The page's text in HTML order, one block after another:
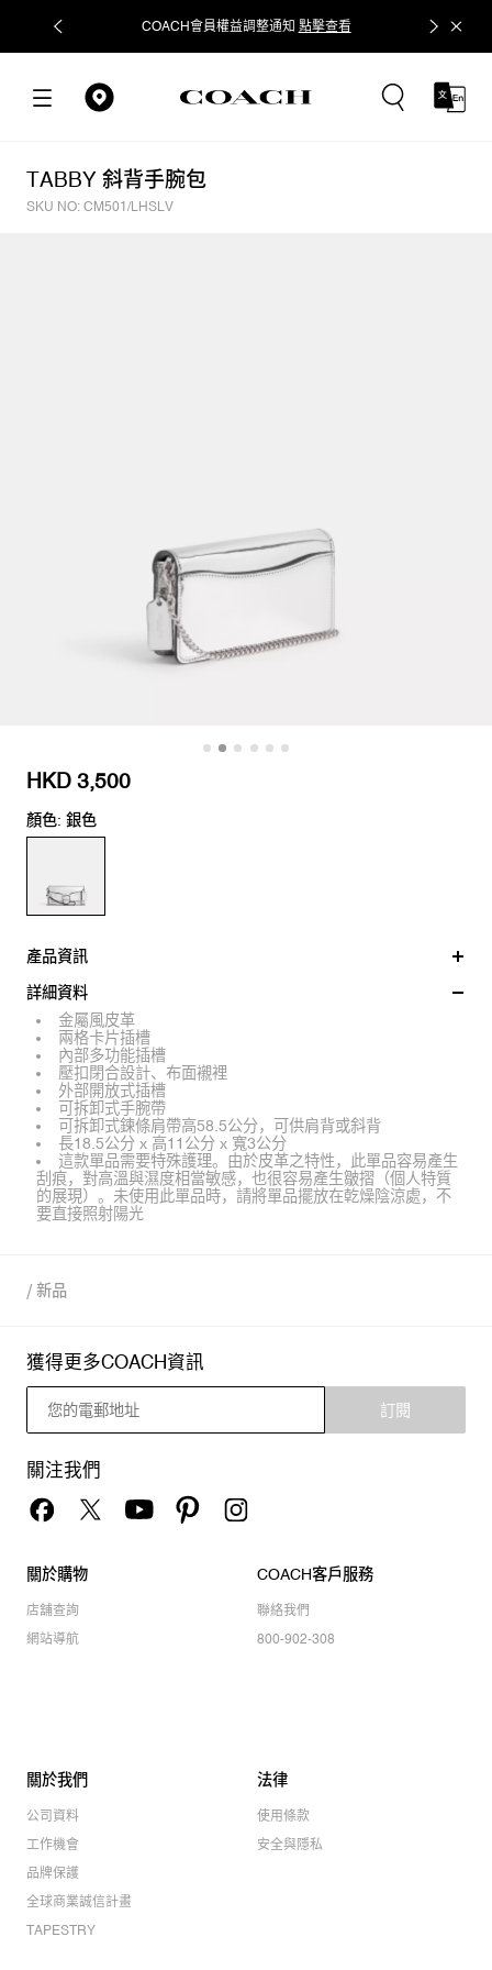
COACH會員權益調整通知 點擊查看 立即追蹤
TABBY 斜背手腕包
SKU NO: CM501/LHSLV
HKD 3,500
顏色: 銀色
產品資訊
詳細資料
金屬風皮革
兩格卡片插槽
內部多功能插槽
壓扣閉合設計、布面襯裡
外部開放式插槽
可拆卸式手腕帶
可拆卸式鍊條肩帶高58.5公分，可供肩背或斜背
長18.5公分 x 高11公分 x 寬3公分
這款單品需要特殊護理。由於皮革之特性，此單品容易產生
刮痕，對高溫與濕度相當敏感，也很容易產生皺摺（個人特質
的展現）。未使用此單品時，請將單品擺放在乾燥陰涼處，不
要直接照射陽光
/ 新品
獲得更多COACH資訊
訂閱
關注我們
關於購物
店舖查詢
網站導航
COACH客戶服務
聯絡我們
800-902-308
關於我們
公司資料
工作機會
品牌保護
全球商業誠信計畫
TAPESTRY
法律
使用條款
安全與隱私